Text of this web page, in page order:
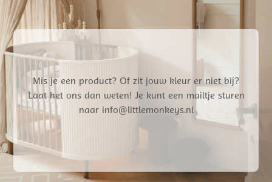
Mis je een product? Of zit jouw kleur er niet bij?
Laat het ons dan weten! Je kunt een mailtje sturen
naar info@littlemonkeys.nl